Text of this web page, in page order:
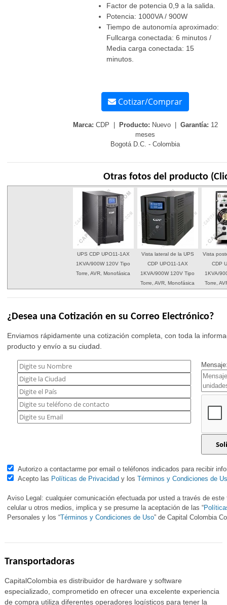
Factor de potencia 0,9 a la salida.
Potencia: 1000VA / 900W
Tiempo de autonomía aproximado:
Fullcarga conectada: 6 minutos /
Media carga conectada: 15
minutos.
Cotizar/Comprar
Marca: CDP | Producto: Nuevo | Garantía: 12
meses
Bogotá D.C. - Colombia
Otras fotos del producto
UPS CDP UPO11-1AX
1KVA/900W 120V Tipo
Torre, AVR, Monofásica
Vista lateral de la UPS
CDP UPO11-1AX
1KVA/900W 120V Tipo
Torre, AVR, Monofásica
Vista
CDP
1KVA/
Torre,
¿Desea una Cotización en su Correo Electrónico?
Enviamos rápidamente una cotización completa, con toda la
producto y envío a su ciudad.
Autorizo a contactarme por email o teléfonos indicados para recibir
Acepto las Políticas de Privacidad y losTérminos y Condiciones de
Aviso Legal: cualquier comunicación efectuada por usted a través de
celular u otros medios, implica y se presume la aceptación de las “
Personales y los “Términos y Condiciones de Uso” de Capital Colombia
Transportadoras
CapitalColombia es distribuidor de hardware y software
especializado, comprometido en ofrecer una excelente experiencia
de compra utiliza diferentes operadores logísticos para tener la